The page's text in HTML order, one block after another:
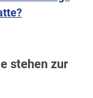
stehen zur